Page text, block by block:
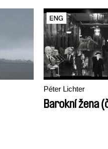
Péter Lichter
Barokní žena